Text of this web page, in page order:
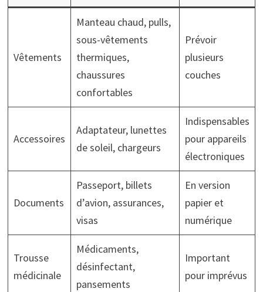
Vêtements
Manteau chaud, pulls,
sous-vêtements
thermiques,
chaussures
confortables
Prévoir
plusieurs
couches
Accessoires
Adaptateur, lunettes
de soleil, chargeurs
Indispensables
pour appareils
électroniques
Documents
Passeport, billets
d’avion, assurances,
visas
En version
papier et
numérique
Trousse
médicinale
Médicaments,
désinfectant,
pansements
Important
pour imprévus